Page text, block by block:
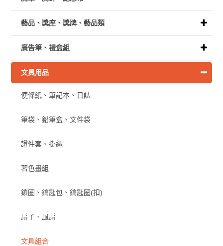
藝品、獎座、獎牌、藝品類
廣告筆、禮盒組
文具用品
便條紙、筆記本、日誌
筆袋、鉛筆盒、文件袋
證件套、掛繩
著色畫組
鎖圈、鑰匙包、鑰匙圈(扣)
扇子、風扇
文具組合